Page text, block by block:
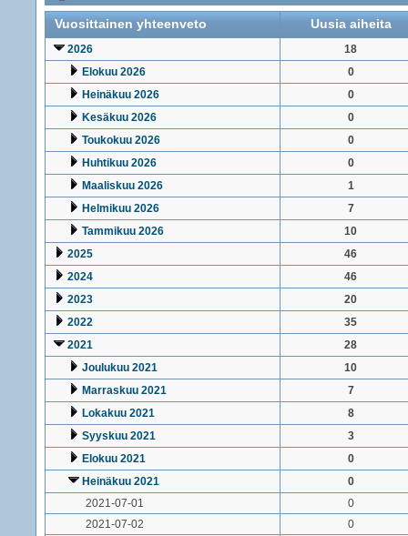
Vuosittainen yhteenveto Uusia aiheita
2026
18
Elokuu 2026
0
Heinäkuu 2026
0
Kesäkuu 2026
0
Toukokuu 2026
0
Huhtikuu 2026
0
Maaliskuu 2026
1
Helmikuu 2026
7
Tammikuu 2026
10
2025
46
2024
46
2023
20
2022
35
2021
28
Joulukuu 2021
10
Marraskuu 2021
7
Lokakuu 2021
8
Syyskuu 2021
3
Elokuu 2021
0
Heinäkuu 2021
0
2021-07-01
0
2021-07-02
0